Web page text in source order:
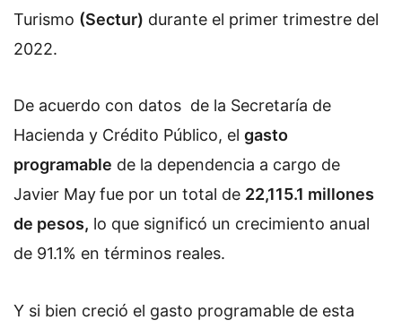
Turismo (Sectur) durante el primer trimestre del
2022.
De acuerdo con datos de la Secretaría de
Hacienda y Crédito Público, el gasto
programable de la dependencia a cargo de
Javier Mayfue por un total de 22,115.1 millones
de pesos, lo que significó un crecimiento anual
de 91.1% en términos reales.
Y si bien creció el gasto programable de esta